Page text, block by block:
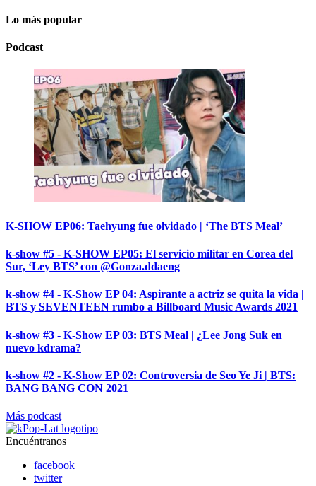
Lo más popular
Podcast
K-SHOW EP06: Taehyung fue olvidado | ‘The BTS Meal’
k-show #5 - K-SHOW EP05: El servicio militar en Corea del
Sur, ‘Ley BTS’ con @Gonza.ddaeng
k-show #4 - K-Show EP 04: Aspirante a actriz se quita la vida |
BTS y SEVENTEEN rumbo a Billboard Music Awards 2021
k-show #3 - K-Show EP 03: BTS Meal | ¿Lee Jong Suk en
nuevo kdrama?
k-show #2 - K-Show EP 02: Controversia de Seo Ye Ji | BTS:
BANG BANG CON 2021
Más podcast
Encuéntranos
facebook
twitter